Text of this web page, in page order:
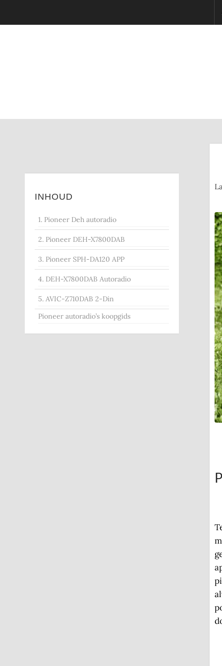
INHOUD
1. Pioneer Deh autoradio
2. Pioneer DEH-X7800DAB
3. Pioneer SPH-DA120 APP
4. DEH-X7800DAB Autoradio
5. AVIC-Z710DAB 2-Din
Pioneer autoradio’s koopgids